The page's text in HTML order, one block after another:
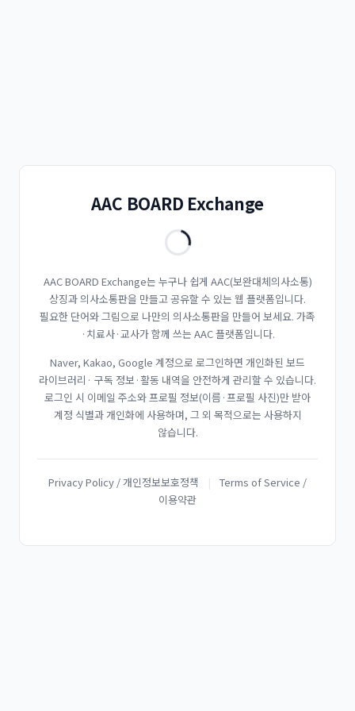
AAC BOARD Exchange
AAC BOARD Exchange는 누구나 쉽게 AAC(보완대체의사소통)
상징과 의사소통판을 만들고 공유할 수 있는 웹 플랫폼입니다.
필요한 단어와 그림으로 나만의 의사소통판을 만들어 보세요. 가족
·치료사·교사가 함께 쓰는 AAC 플랫폼입니다.
Naver, Kakao, Google 계정으로 로그인하면 개인화된 보드
라이브러리· 구독 정보·활동 내역을 안전하게 관리할 수 있습니다.
로그인 시 이메일 주소와 프로필 정보(이름·프로필 사진)만 받아
계정 식별과 개인화에 사용하며, 그 외 목적으로는 사용하지
않습니다.
Privacy Policy / 개인정보보호정책 |
Terms of Service /
이용약관